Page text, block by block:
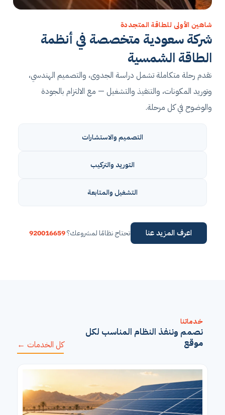
شاهين الأولى للطاقة المتجددة
شركة سعودية متخصصة في أنظمة
الطاقة الشمسية
نقدم رحلة متكاملة تشمل دراسة الجدوى، والتصميم الهندسي،
وتوريد المكونات، والتنفيذ والتشغيل — مع الالتزام بالجودة
والوضوح في كل مرحلة.
التصميم والاستشارات
التوريد والتركيب
التشغيل والمتابعة
اعرف المزيد عنا تحتاج نظامًا لمشروعك؟920016659
خدماتنا
نصمم وننفذ النظام المناسب لكل
موقع
كل الخدمات ←